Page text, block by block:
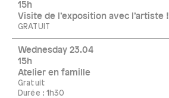
15h
Visite de l’exposition avec l’artiste !
GRATUIT
Wednesday 23.04
15h
Atelier en famille
Gratuit
Durée : 1h30